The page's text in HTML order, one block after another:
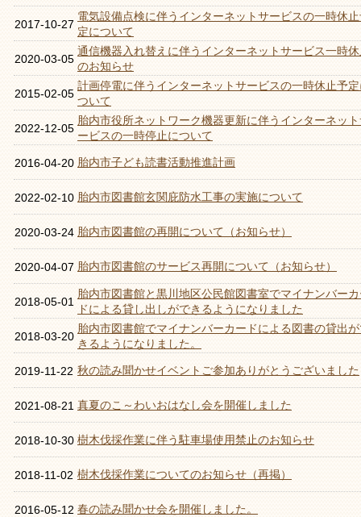
2017-10-27
電気設備点検に伴うインターネットサービスの一時休
定について
2020-03-05
通信機器入れ替えに伴うインターネットサービス一時
のお知らせ
2015-02-05
計画停電に伴うインターネットサービスの一時休止予
ついて
2022-12-05
胎内市役所ネットワーク機器更新に伴うインターネッ
ービスの一時停止について
2016-04-20 胎内市子ども読書活動推進計画
2022-02-10 胎内市図書館玄関庇防水工事の実施について
2020-03-24 胎内市図書館の再開について（お知らせ）
2020-04-07 胎内市図書館のサービス再開について（お知らせ）
2018-05-01
胎内市図書館と黒川地区公民館図書室でマイナンバー
ドによる貸し出しができるようになりました
2018-03-20
胎内市図書館でマイナンバーカードによる図書の貸出
きるようになりました。
2019-11-22 秋の読み聞かせイベントご参加ありがとうございました
2021-08-21 真夏のこ～わいおはなし会を開催しました
2018-10-30 樹木伐採作業に伴う駐車場使用禁止のお知らせ
2018-11-02 樹木伐採作業についてのお知らせ（再掲）
2016-05-12 春の読み聞かせ会を開催しました。